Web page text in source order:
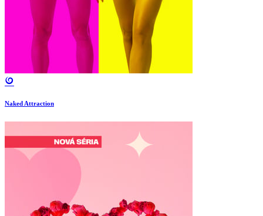
Naked Attraction